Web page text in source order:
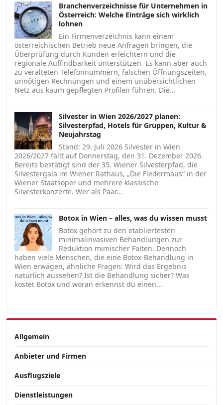
Branchenverzeichnisse für Unternehmen in
Österreich: Welche Einträge sich wirklich
lohnen
Ein Firmenverzeichnis kann einem
österreichischen Betrieb neue Anfragen bringen, die
Überprüfung durch Kunden erleichtern und die
regionale Auffindbarkeit unterstützen. Es kann aber auch
zu veralteten Telefonnummern, falschen Öffnungszeiten,
unnötigen Rechnungen und einem unübersichtlichen
Netz aus kaum gepflegten Profilen führen. Die...
Silvester in Wien 2026/2027 planen:
Silvesterpfad, Hotels für Gruppen, Kultur &
Neujahrstag
Stand: 29. Juli 2026 Silvester in Wien
2026/2027 fällt auf Donnerstag, den 31. Dezember 2026.
Bereits bestätigt sind der 35. Wiener Silvesterpfad, die
Silvestergala im Wiener Rathaus, „Die Fledermaus“ in der
Wiener Staatsoper und mehrere klassische
Silvesterkonzerte. Wer als Paar...
Botox in Wien – alles, was du wissen musst
Botox gehört zu den etabliertesten
minimalinvasiven Behandlungen zur
Reduktion mimischer Falten. Dennoch
haben viele Menschen, die eine Botox-Behandlung in
Wien erwägen, ähnliche Fragen: Wird das Ergebnis
natürlich aussehen? Ist die Behandlung sicher? Was
kostet Botox und woran erkennst du einen...
Allgemein
Anbieter und Firmen
Ausflugsziele
Dienstleistungen